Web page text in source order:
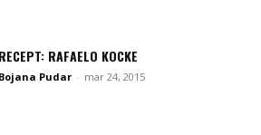
RECEPT: RAFAELO KOCKE
Bojana Pudar - mar 24, 2015